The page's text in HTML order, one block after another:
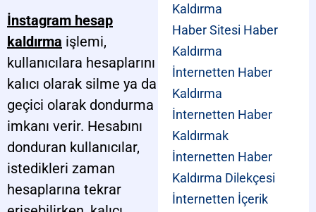
İnstagram hesap
kaldırma işlemi,
kullanıcılara hesaplarını
kalıcı olarak silme ya da
geçici olarak dondurma
imkanı verir. Hesabını
donduran kullanıcılar,
istedikleri zaman
hesaplarına tekrar
Kaldırma
Haber Sitesi Haber
Kaldırma
İnternetten Haber
Kaldırma
İnternetten Haber
Kaldırmak
İnternetten Haber
Kaldırma Dilekçesi
İnternetten İçerik